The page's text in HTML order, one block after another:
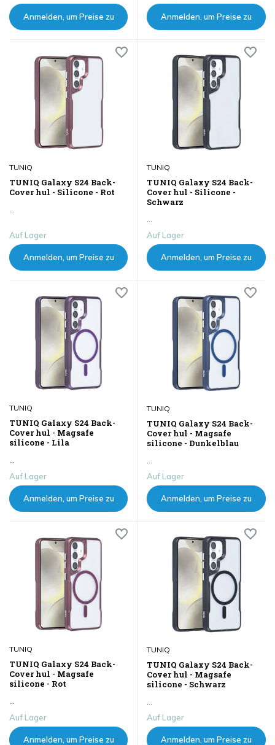
Anmelden, um Preise zu Anmelden, um Preise zu
TUNIQ
TUNIQ Galaxy S24 Back-
Cover hul - Silicone - Rot
Auf Lager
Anmelden, um Preise zu
TUNIQ
TUNIQ Galaxy S24 Back-
Cover hul - Silicone -
Schwarz
...
Auf Lager
Anmelden, um Preise zu
TUNIQ
TUNIQ Galaxy S24 Back-
Cover hul - Magsafe
silicone - Lila
...
Auf Lager
Anmelden, um Preise zu
TUNIQ
TUNIQ Galaxy S24 Back-
Cover hul - Magsafe
silicone - Dunkelblau
...
Auf Lager
Anmelden, um Preise zu
TUNIQ
TUNIQ Galaxy S24 Back-
Cover hul - Magsafe
silicone - Rot
Auf Lager
Anmelden, um Preise zu
TUNIQ
TUNIQ Galaxy S24 Back-
Cover hul - Magsafe
silicone - Schwarz
Auf Lager
Anmelden, um Preise zu